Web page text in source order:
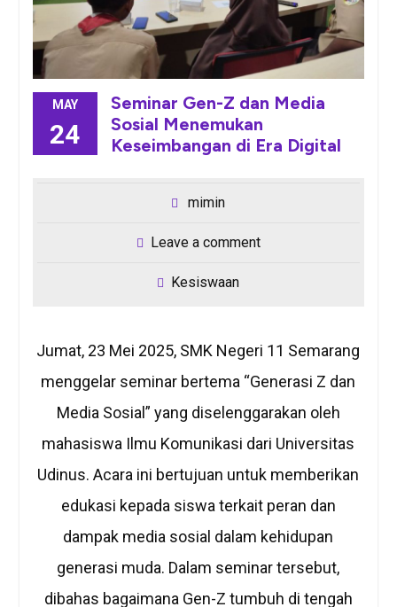
MAY
24
Seminar Gen-Z dan Media
Sosial Menemukan
Keseimbangan di Era Digital
mimin
Leave a comment
Kesiswaan
Jumat, 23 Mei 2025, SMK Negeri 11 Semarang
menggelar seminar bertema “Generasi Z dan
Media Sosial” yang diselenggarakan oleh
mahasiswa Ilmu Komunikasi dari Universitas
Udinus. Acara ini bertujuan untuk memberikan
edukasi kepada siswa terkait peran dan
dampak media sosial dalam kehidupan
generasi muda. Dalam seminar tersebut,
dibahas bagaimana Gen-Z tumbuh di tengah